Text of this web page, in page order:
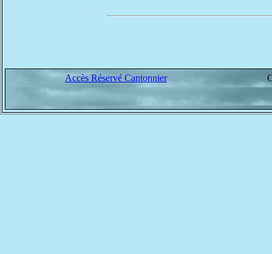
Accès Réservé Cantonnier